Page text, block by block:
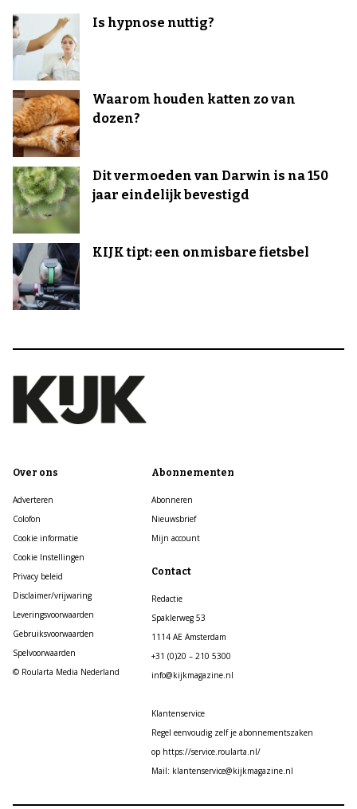
Is hypnose nuttig?
Waarom houden katten zo van
dozen?
Dit vermoeden van Darwin is na 150
jaar eindelijk bevestigd
KIJK tipt: een onmisbare fietsbel
Over ons
Adverteren
Colofon
Cookie informatie
Cookie Instellingen
Privacy beleid
Disclaimer/vrijwaring
Leveringsvoorwaarden
Gebruiksvoorwaarden
Spelvoorwaarden
© Roularta Media Nederland
Abonnementen
Abonneren
Nieuwsbrief
Mijn account
Contact
Redactie
Spaklerweg 53
1114 AE Amsterdam
+31 (0)20 – 210 5300
info@kijkmagazine.nl
Klantenservice
Regel eenvoudig zelf je abonnementszaken
op https://service.roularta.nl/
Mail: klantenservice@kijkmagazine.nl